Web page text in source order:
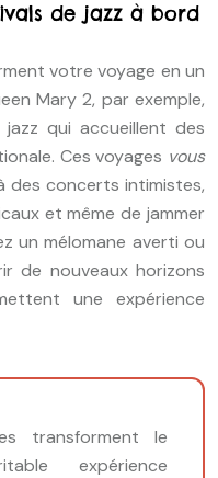
de jazz à bord
votre voyage en un
Mary 2, par exemple,
qui accueillent des
Ces voyages vous
des concerts intimistes,
et même de jammer
un mélomane averti ou
de nouveaux horizons
une expérience
transforment le
expérience